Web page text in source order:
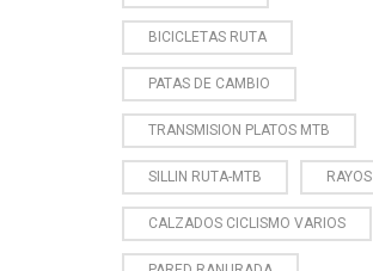
BICICLETAS RUTA
PATAS DE CAMBIO
TRANSMISION PLATOS MTB
SILLIN RUTA-MTB RAYOS
CALZADOS CICLISMO VARIOS